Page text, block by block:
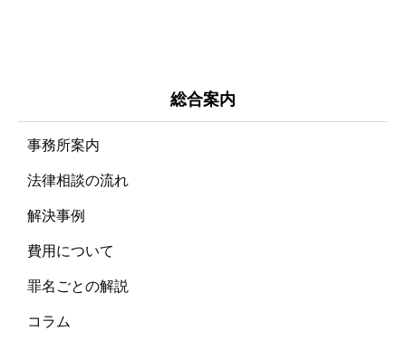
総合案内
事務所案内
法律相談の流れ
解決事例
費用について
罪名ごとの解説
コラム